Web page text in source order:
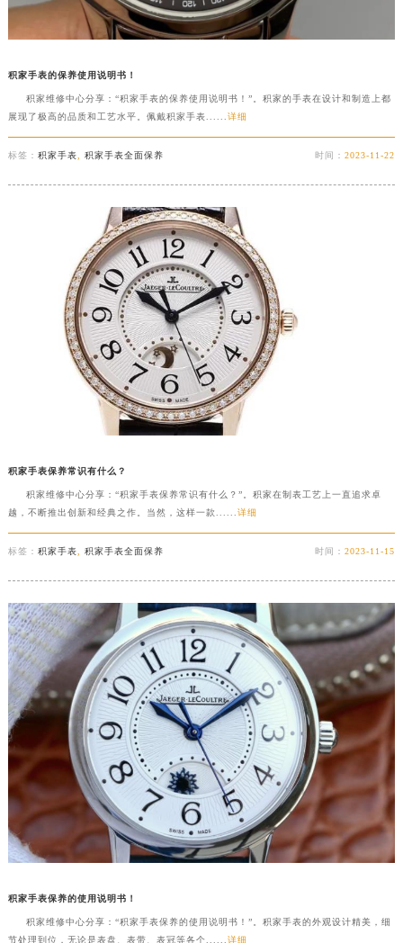
积家手表的保养使用说明书！
积家维修中心分享：“积家手表的保养使用说明书！”。积家的手表在设计和制造上都
展现了极高的品质和工艺水平。佩戴积家手表...... 详细
标签： 积家手表 积家手表全面保养 时间：2023-11-22
积家手表保养常识有什么？
积家维修中心分享：“积家手表保养常识有什么？”。积家在制表工艺上一直追求卓
越，不断推出创新和经典之作。当然，这样一款...... 详细
标签： 积家手表 积家手表全面保养 时间：2023-11-15
积家手表保养的使用说明书！
积家维修中心分享：“积家手表保养的使用说明书！”。积家手表的外观设计精美，细
节处理到位，无论是表盘、表带、表冠等各个...... 详细